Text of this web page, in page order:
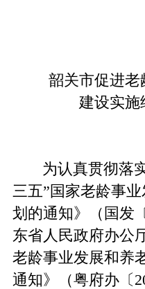
韶关市促进老
建设实施
为认真贯彻落
三五”国家老龄事
划的通知》（国发
东省人民政府办公
老龄事业发展和养
通知》（粤府办〔